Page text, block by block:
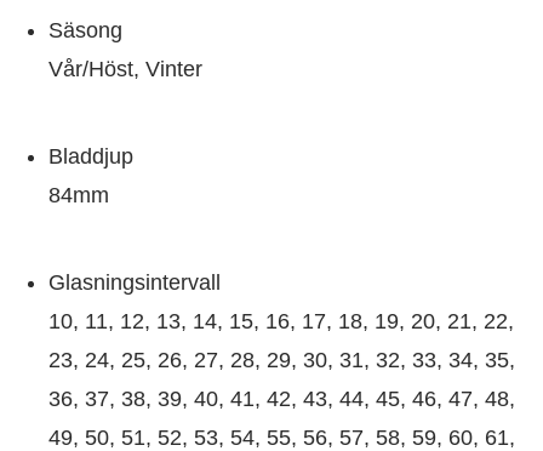
Säsong
Vår/Höst, Vinter
Bladdjup
84mm
Glasningsintervall
10, 11, 12, 13, 14, 15, 16, 17, 18, 19, 20, 21, 22,
23, 24, 25, 26, 27, 28, 29, 30, 31, 32, 33, 34, 35,
36, 37, 38, 39, 40, 41, 42, 43, 44, 45, 46, 47, 48,
49, 50, 51, 52, 53, 54, 55, 56, 57, 58, 59, 60, 61,